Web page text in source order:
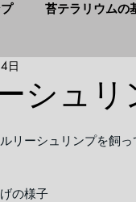
苔テラリウムの
シュ
日
リーシュリンプを飼っ
の様子